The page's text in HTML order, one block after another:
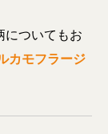
ついてもお
カモフラージ